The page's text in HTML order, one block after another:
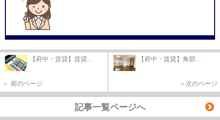
【府中・賃貸】賃貸...
＜ 前のページ
【府中・賃貸】角部...
＞次のページ
記事一覧ページへ